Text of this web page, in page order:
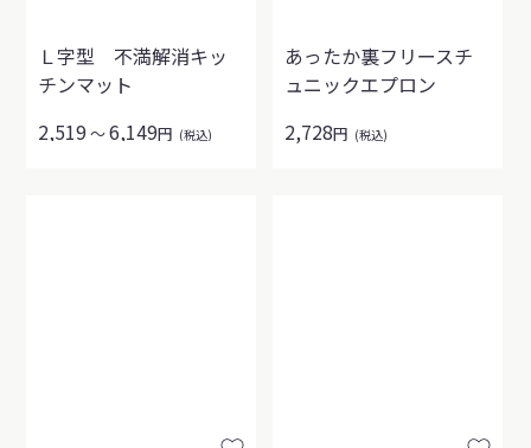
Ｌ字型 不満解消キッ
チンマット
2,519～6,149円 (税込)
あったか裏フリースチ
ュニックエプロン
2,728円 (税込)